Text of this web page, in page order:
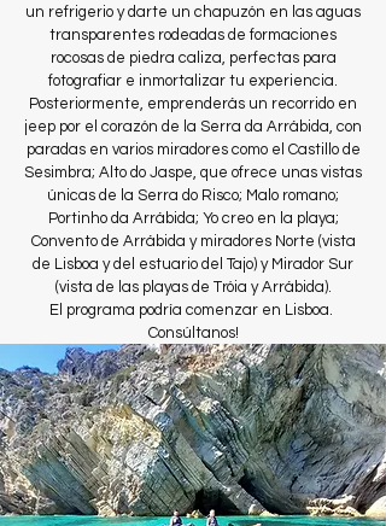
un refrigerio y darte un chapuzón en las aguas
transparentes rodeadas de formaciones
rocosas de piedra caliza, perfectas para
fotografiar e inmortalizar tu experiencia.
Posteriormente, emprenderás un recorrido en
jeep por el corazón de la Serra da Arrábida, con
paradas en varios miradores como el Castillo de
Sesimbra; Alto do Jaspe, que ofrece unas vistas
únicas de la Serra do Risco; Malo romano;
Portinho da Arrábida; Yo creo en la playa;
Convento de Arrábida y miradores Norte (vista
de Lisboa y del estuario del Tajo) y Mirador Sur
(vista de las playas de Tróia y Arrábida).
El programa podría comenzar en Lisboa.
Consúltanos!